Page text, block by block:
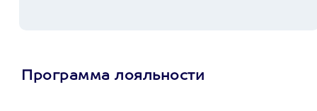
Программа лояльности